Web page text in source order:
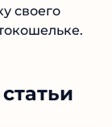
своего